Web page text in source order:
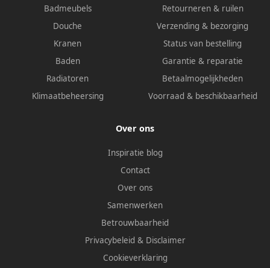
Badmeubels
Douche
Kranen
Baden
Radiatoren
Klimaatbeheersing
Retourneren & ruilen
Verzending & bezorging
Status van bestelling
Garantie & reparatie
Betaalmogelijkheden
Voorraad & beschikbaarheid
Over ons
Inspiratie blog
Contact
Over ons
Samenwerken
Betrouwbaarheid
Privacybeleid & Disclaimer
Cookieverklaring